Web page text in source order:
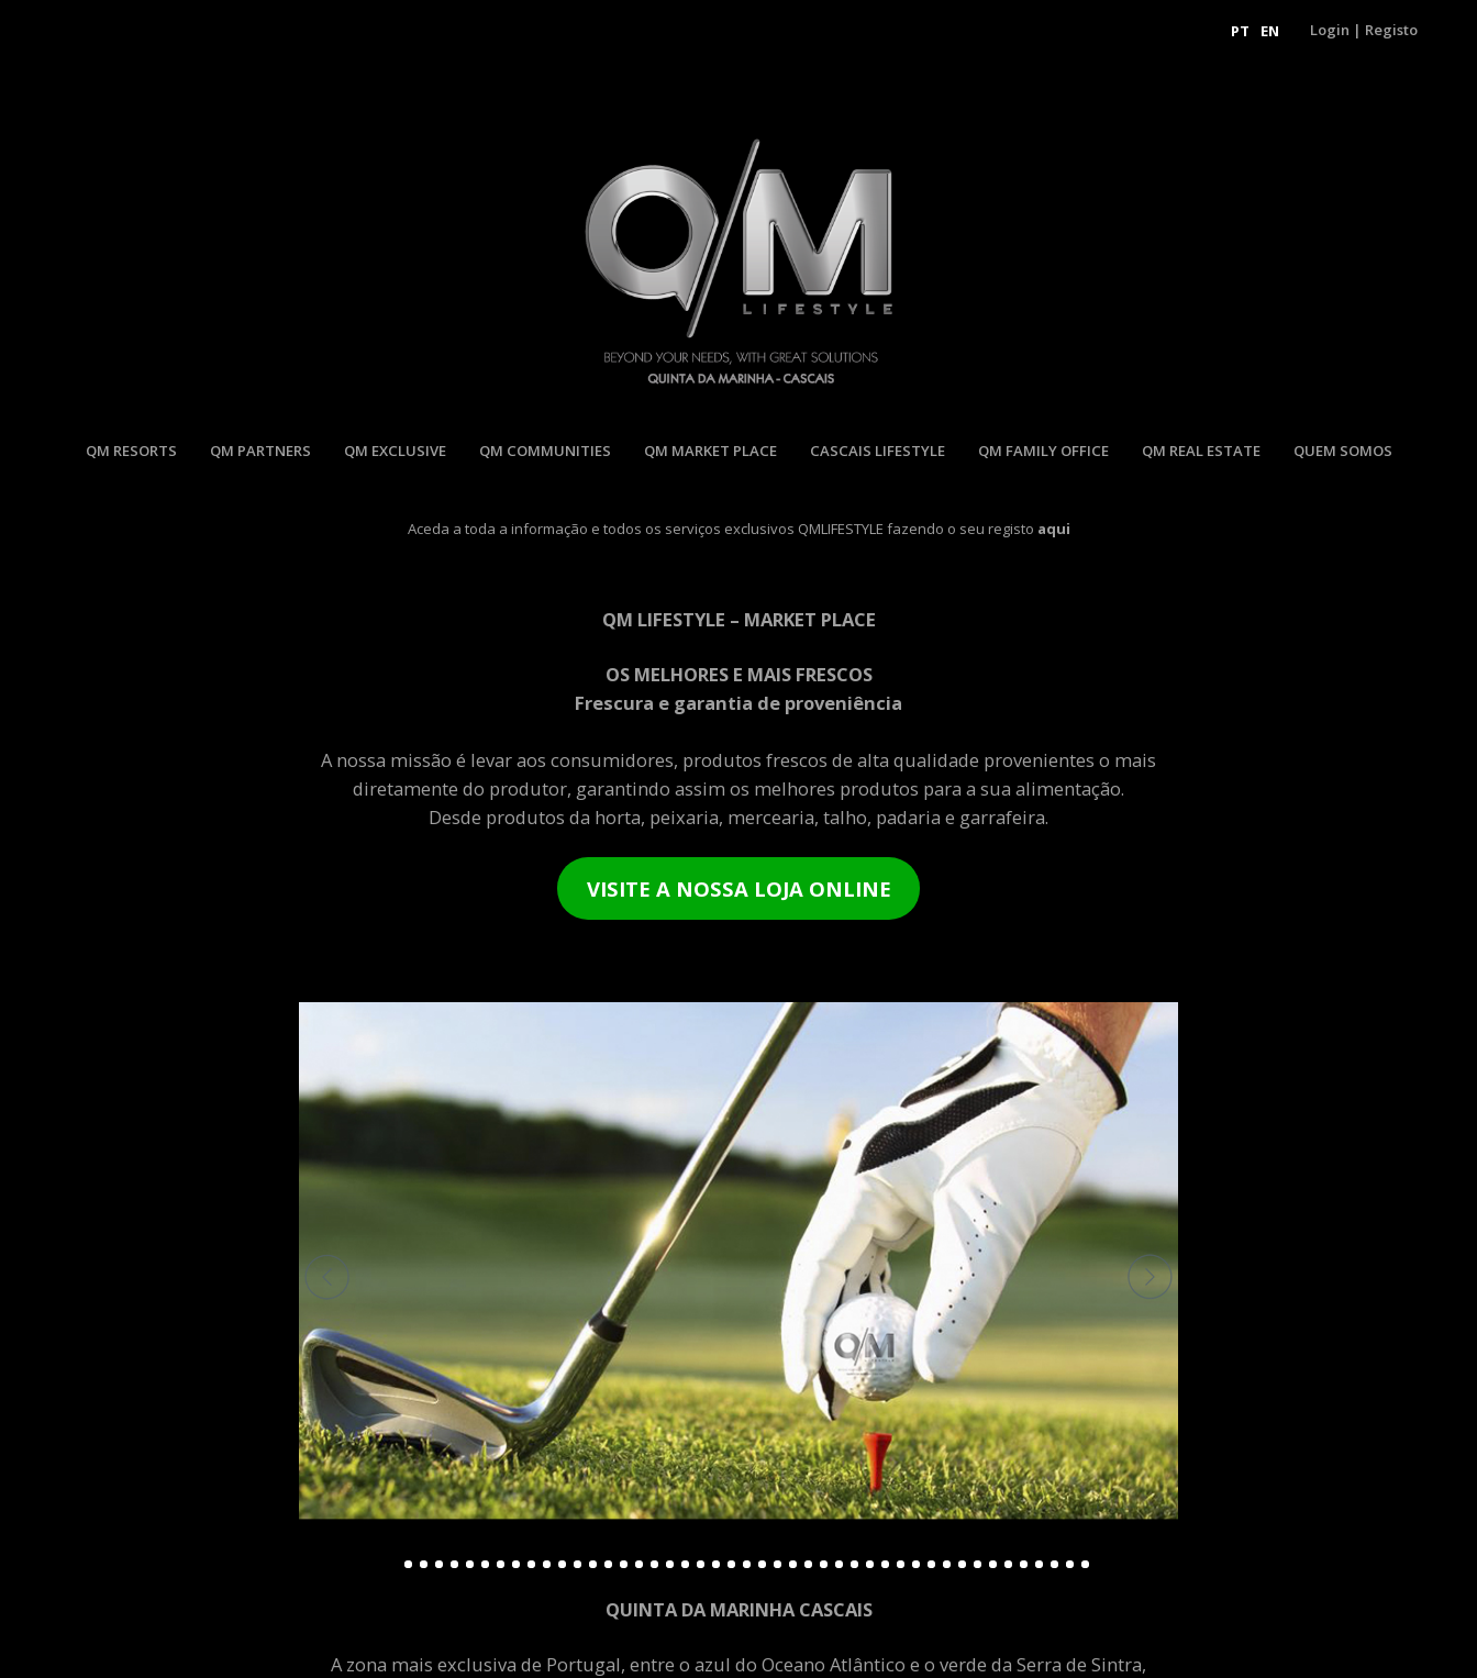
PT EN Login | Registo
QM RESORTS QM PARTNERS QM EXCLUSIVE QM COMMUNITIES QM MARKET PLACE CASCAIS LIFESTYLE QM FAMILY OFFICE QM REAL ESTATE QUEM SOMOS
Aceda a toda a informação e todos os serviços exclusivos QMLIFESTYLE fazendo o seu registo aqui
QM LIFESTYLE – MARKET PLACE
OS MELHORES E MAIS FRESCOS
Frescura e garantia de proveniência
A nossa missão é levar aos consumidores, produtos frescos de alta qualidade provenientes o mais
diretamente do produtor, garantindo assim os melhores produtos para a sua alimentação.
Desde produtos da horta, peixaria, mercearia, talho, padaria e garrafeira.
VISITE A NOSSA LOJA ONLINE
QUINTA DA MARINHA CASCAIS
A zona mais exclusiva de Portugal, entre o azul do Oceano Atlântico e o verde da Serra de Sintra,